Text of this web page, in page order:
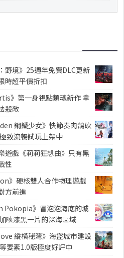
野境》25週年免費DLC更新
時超平價折扣
》第一身視點類魂新作 拿
殺敵
鋼鐵少女》快節奏肉鴿砍
致流暢試玩上架中
遊戲《莉莉狂想曲》只有黑
性
》硬核雙人合作物理遊戲
方前進
Pokopia》冒泡泡海底的城
映漆黑一片的深海區域
縱橫秘灣》海盜城市建設
要素1.0版極度好評中